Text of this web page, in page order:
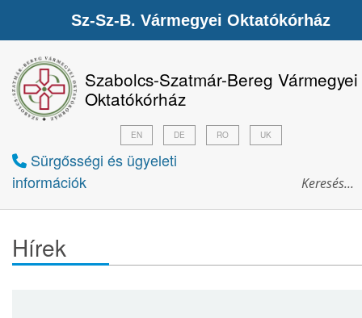
Szabolcs-Szatmár-Bereg Vármegyei
Oktatókórház
Sürgősségi és ügyeleti
információk
EN DE RO UK
Hírek
Sz-Sz-B. Vármegyei Oktatókórház